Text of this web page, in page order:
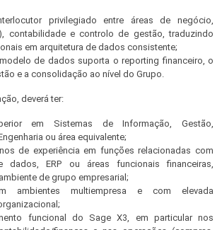
privilegiado entre áreas de negócio,
contabilidade e controlo de gestão, traduzindo
em arquitetura de dados consistente;
de dados suporta o reporting financeiro, o
e a consolidação ao nível do Grupo.
deverá ter:
em Sistemas de Informação, Gestão,
ou área equivalente;
de experiência em funções relacionadas com
dados, ERP ou áreas funcionais financeiras,
de grupo empresarial;
ambientes multiempresa e com elevada
funcional do Sage X3, em particular nos